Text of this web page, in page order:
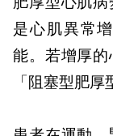
是心肌異常
能。若增厚
「阻塞型肥